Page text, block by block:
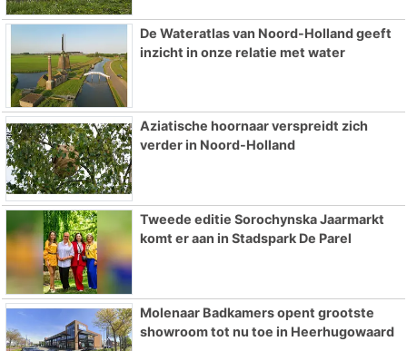
De Wateratlas van Noord-Holland geeft
inzicht in onze relatie met water
Aziatische hoornaar verspreidt zich
verder in Noord-Holland
Tweede editie Sorochynska Jaarmarkt
komt er aan in Stadspark De Parel
Molenaar Badkamers opent grootste
showroom tot nu toe in Heerhugowaard